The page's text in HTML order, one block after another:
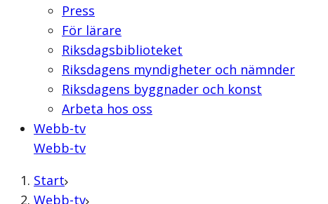
Press
För lärare
Riksdagsbiblioteket
Riksdagens myndigheter och nämnder
Riksdagens byggnader och konst
Arbeta hos oss
Webb-tv
Webb-tv
Start
Webb-tv